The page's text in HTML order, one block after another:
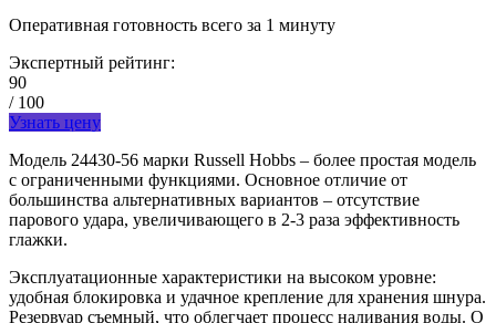
Оперативная готовность всего за 1 минуту
Экспертный рейтинг:
90
/ 100
Узнать цену
Модель 24430-56 марки Russell Hobbs – более простая модель
с ограниченными функциями. Основное отличие от
большинства альтернативных вариантов – отсутствие
парового удара, увеличивающего в 2-3 раза эффективность
глажки.
Эксплуатационные характеристики на высоком уровне:
удобная блокировка и удачное крепление для хранения шнура.
Резервуар съемный, что облегчает процесс наливания воды. О